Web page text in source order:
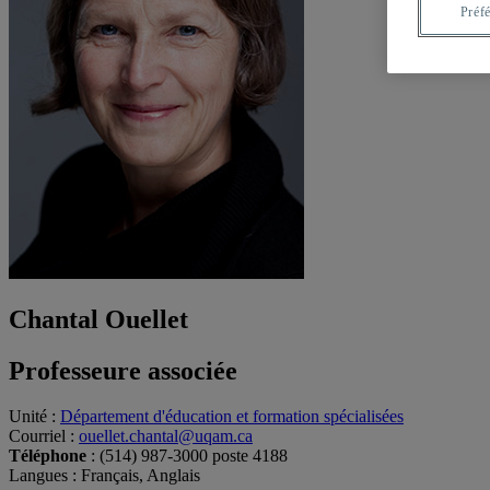
Chantal Ouellet
Professeure associée
Unité : Département d'éducation et formation spécialisées
Courriel : ouellet.chantal@uqam.ca
Téléphone : (514) 987-3000 poste 4188
Langues : Français, Anglais